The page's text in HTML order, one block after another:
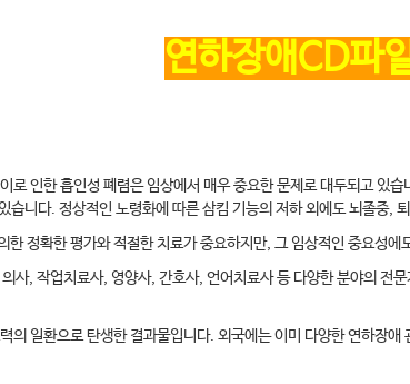
연하장애CD파
로 인한 흡인성 폐렴은 임상에서 매우 중요한 문제로 대두되고
니다. 정상적인 노령화에 따른 삼킴 기능의 저하 외에도 뇌졸중,
한 정확한 평가와 적절한 치료가 중요하지만, 그 임상적인 중요성
사, 작업치료사, 영양사, 간호사, 언어치료사 등 다양한 분야의 전
의 일환으로 탄생한 결과물입니다. 외국에는 이미 다양한 연하장